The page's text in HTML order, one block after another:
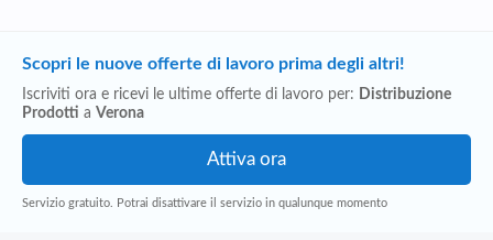
Scopri le nuove offerte di lavoro prima degli altri!
Iscriviti ora e ricevi le ultime offerte di lavoro per: Distribuzione
Prodotti a Verona
Servizio gratuito. Potrai disattivare il servizio in qualunque momento